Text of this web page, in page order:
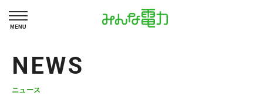
MENU
NEWS
ニュース